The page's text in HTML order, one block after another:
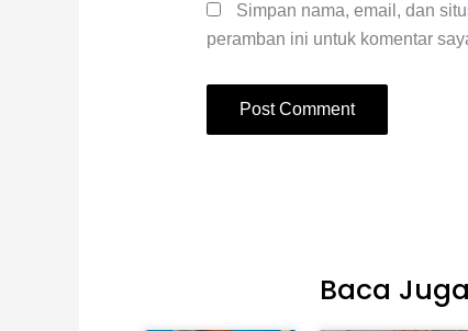
Simpan nama, email, dan
peramban ini untuk komentar
Baca Juga